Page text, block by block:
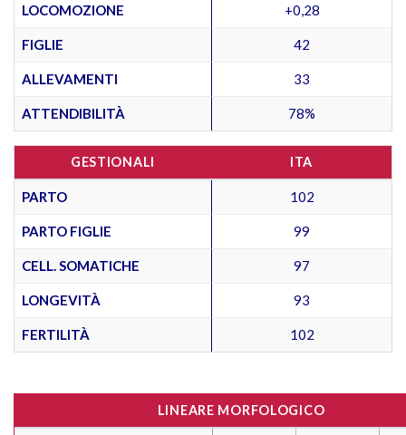
LOCOMOZIONE +0,28
FIGLIE 42
ALLEVAMENTI 33
ATTENDIBILITÀ 78%
GESTIONALI ITA
PARTO 102
PARTO FIGLIE 99
CELL. SOMATICHE 97
LONGEVITÀ 93
FERTILITÀ 102
LINEARE MORFOLOGICO